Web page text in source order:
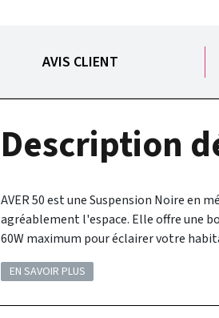
AVIS CLIENT
Description
AVER 50 est une Suspension Noire en
agréablement l'espace. Elle offre une
60W maximum pour éclairer votre
EN SAVOIR PLUS